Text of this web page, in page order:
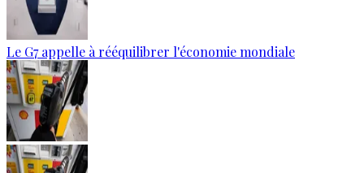
Le G7 appelle à rééquilibrer l'économie mondiale